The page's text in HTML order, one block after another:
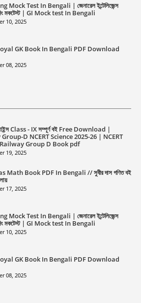
Mock Test In Bengali | জেনারেল ইন্টেলিজেন্স
মকটেস্ট | GI Mock test In Bengali
10, 2025
GK Book In Bengali PDF Download
08, 2025
Class - IX সম্পূর্ণ বই Free Download |
D NCERT Science 2025-26 | NCERT
Group D Book pdf
19, 2025
Math Book PDF In Bengali // সুবীর দাস গণিত বই
17, 2025
Mock Test In Bengali | জেনারেল ইন্টেলিজেন্স
মকটেস্ট | GI Mock test In Bengali
10, 2025
GK Book In Bengali PDF Download
08, 2025